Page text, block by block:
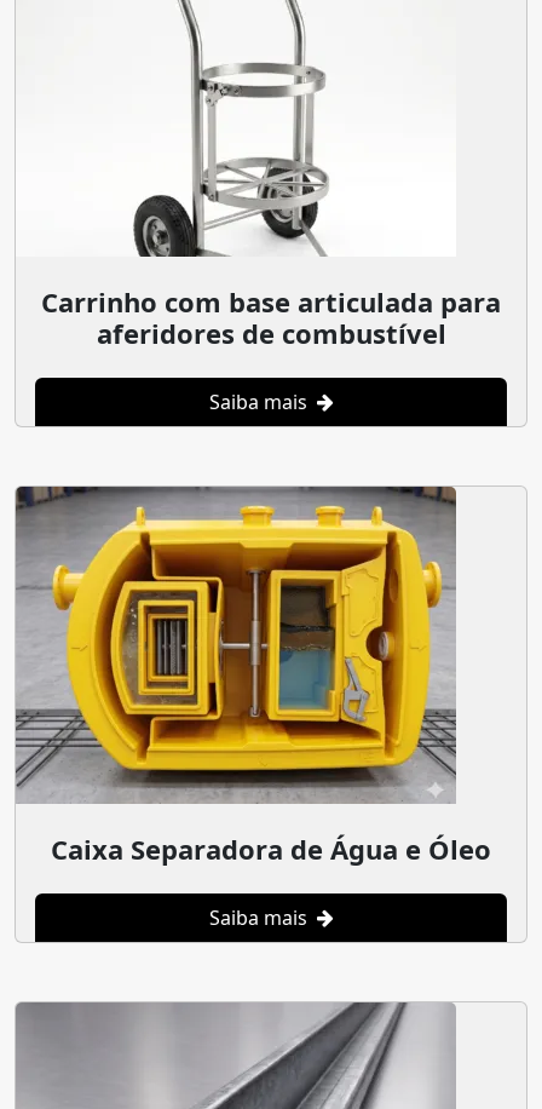
Carrinho com base articulada para
aferidores de combustível
Saiba mais
Caixa Separadora de Água e Óleo
Saiba mais